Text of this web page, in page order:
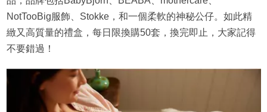
NotTooBig服飾、Stokke，和一個柔軟的神秘公仔。如此精
緻又高質量的禮盒，每日限換購50套，換完即止，大家記得
不要錯過！